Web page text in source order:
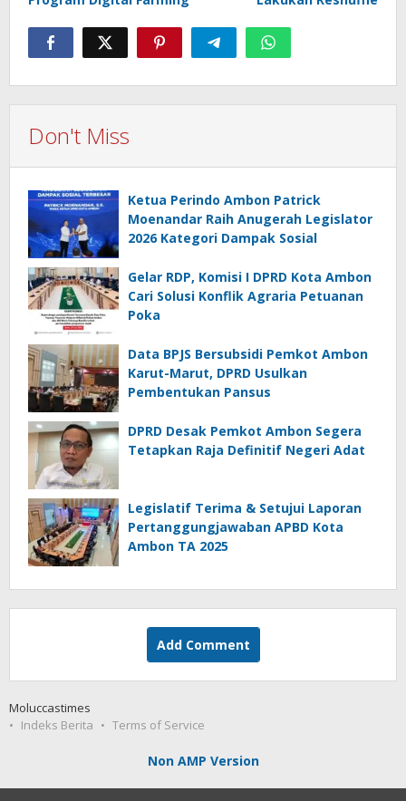
Don't Miss
Ketua Perindo Ambon Patrick
Moenandar Raih Anugerah Legislator
2026 Kategori Dampak Sosial
Gelar RDP, Komisi I DPRD Kota Ambon
Cari Solusi Konflik Agraria Petuanan
Poka
Data BPJS Bersubsidi Pemkot Ambon
Karut-Marut, DPRD Usulkan
Pembentukan Pansus
DPRD Desak Pemkot Ambon Segera
Tetapkan Raja Definitif Negeri Adat
Legislatif Terima & Setujui Laporan
Pertanggungjawaban APBD Kota
Ambon TA 2025
Add Comment
Moluccastimes
Indeks Berita
Terms of Service
Non AMP Version